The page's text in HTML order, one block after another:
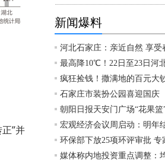
”并
新闻爆料
河北石家庄：亲近自然 享受
最高降10℃！22日至23日河
疯狂捡钱！撒满地的百元
石家庄市装扮公园喜迎国庆
朝阳日报天安门广场“花果篮
宏观经济会议周启动：明年
环保部下放25项环评审批 专
媒体称内地投资重点调整：